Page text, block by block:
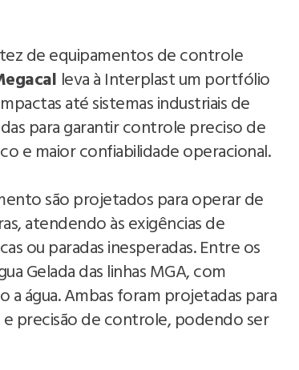
de equipamentos de controle
leva à Interplast um portfólio
até sistemas industriais de
para garantir controle preciso de
e maior confiabilidade operacional.
são projetados para operar de
atendendo às exigências de
ou paradas inesperadas. Entre os
Gelada das linhas MGA, com
a água. Ambas foram projetadas para
precisão de controle, podendo ser